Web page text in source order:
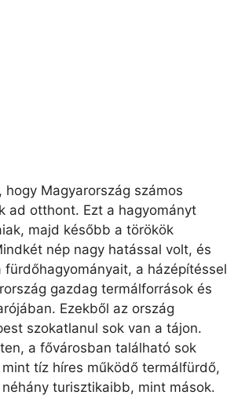
hogy Magyarország számos
ad otthont. Ezt a hagyományt
majd később a törökök
nép nagy hatással volt, és
fürdőhagyományait, a házépítéssel
gazdag termálforrások és
Ezekből az ország
szokatlanul sok van a tájon.
a fővárosban található sok
tíz híres működő termálfürdő,
turisztikaibb, mint mások.